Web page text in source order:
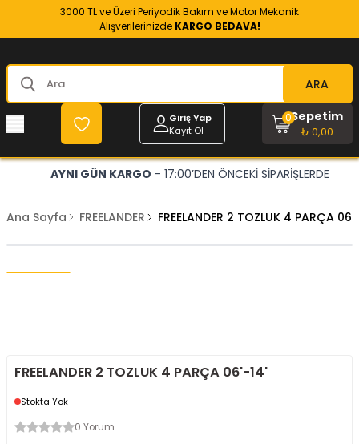
3000 TL ve Üzeri Periyodik Bakım ve Motor Mekanik
Alışverilerinizde KARGO BEDAVA!
ARA
Giriş Yap
Kayıt Ol
Sepetim
₺ 0,00
0
AYNI GÜN KARGO - 17:00’DEN ÖNCEKİ SİPARİŞLERDE
Ana Sayfa FREELANDER FREELANDER 2 TOZLUK 4 PARÇA
FREELANDER 2 TOZLUK 4 PARÇA 06'-14'
Stokta Yok
0 Yorum